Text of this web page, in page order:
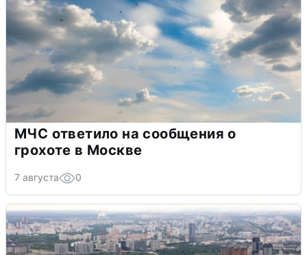
МЧС ответило на сообщения о
грохоте в Москве
7 августа 0